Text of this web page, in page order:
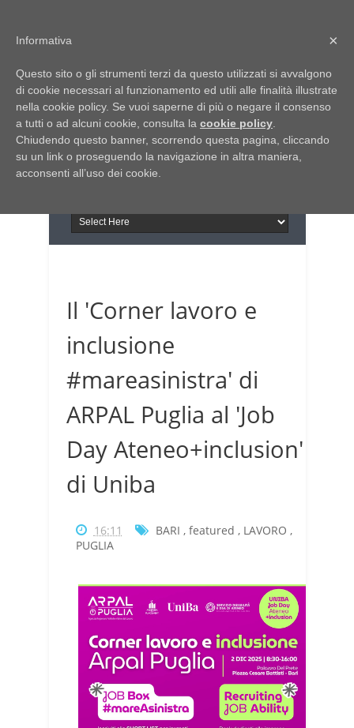
Italia Notizie
Giornale di Basilicata
Giornale di Puglia
INFORMAPUGLIA
Il portale n.1 del lavoro
in Puglia
Il 'Corner lavoro e
inclusione
#mareasinistra' di
ARPAL Puglia al 'Job
Day Ateneo+inclusion'
di Uniba
16:11 BARI , featured , LAVORO ,
PUGLIA
×
Informativa
Questo sito o gli strumenti terzi da questo utilizzati si avvalgono
di cookie necessari al funzionamento ed utili alle finalità illustrate
nella cookie policy. Se vuoi saperne di più o negare il consenso
a tutti o ad alcuni cookie, consulta la cookie policy
Chiudendo questo banner, scorrendo questa pagina, cliccando
su un link o proseguendo la navigazione in altra maniera,
acconsenti all’uso dei cookie.